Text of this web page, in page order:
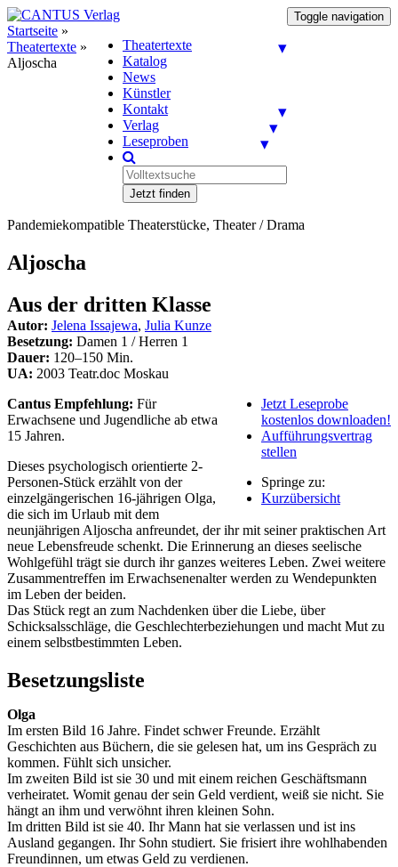
Toggle navigation
Theatertexte
Katalog
News
Künstler
Kontakt
Verlag
Leseproben
Jetzt finden
Startseite »
Theatertexte »
Aljoscha
Pandemiekompatible Theaterstücke, Theater / Drama
Aljoscha
Aus der dritten Klasse
Autor: Jelena Issajewa, Julia Kunze
Besetzung: Damen 1 / Herren 1
Dauer: 120–150 Min.
UA: 2003 Teatr.doc Moskau
Jetzt Leseprobe
kostenlos downloaden!
Aufführungsvertrag
stellen
Springe zu:
Kurzübersicht
Cantus Empfehlung: Für
Erwachsene und Jugendliche ab etwa
15 Jahren.
Dieses psychologisch orientierte 2-
Personen-Stück erzählt von der
einzelgängerischen 16-jährigen Olga,
die sich im Urlaub mit dem
neunjährigen Aljoscha anfreundet, der ihr mit seiner praktischen Art
neue Lebensfreude schenkt. Die Erinnerung an dieses seelische
Wohlgefühl trägt sie durch ihr ganzes weiteres Leben. Zwei weitere
Zusammentreffen im Erwachsenenalter werden zu Wendepunkten
im Leben der beiden.
Das Stück regt an zum Nachdenken über die Liebe, über
Schicksalsschläge, die Geschlechterbeziehungen und macht Mut zu
einem selbstbestimmten Leben.
Besetzungsliste
Olga
Im ersten Bild 16 Jahre. Findet schwer Freunde. Erzählt
Geschichten aus Büchern, die sie gelesen hat, um ins Gespräch zu
kommen. Fühlt sich unsicher.
Im zweiten Bild ist sie 30 und mit einem reichen Geschäftsmann
verheiratet. Womit genau der sein Geld verdient, weiß sie nicht. Sie
hängt an ihm und verwöhnt ihren kleinen Sohn.
Im dritten Bild ist sie 40. Ihr Mann hat sie verlassen und ist ins
Ausland gegangen. Ihr Sohn studiert. Sie frisiert ihre wohlhabenden
Freundinnen, um etwas Geld zu verdienen.